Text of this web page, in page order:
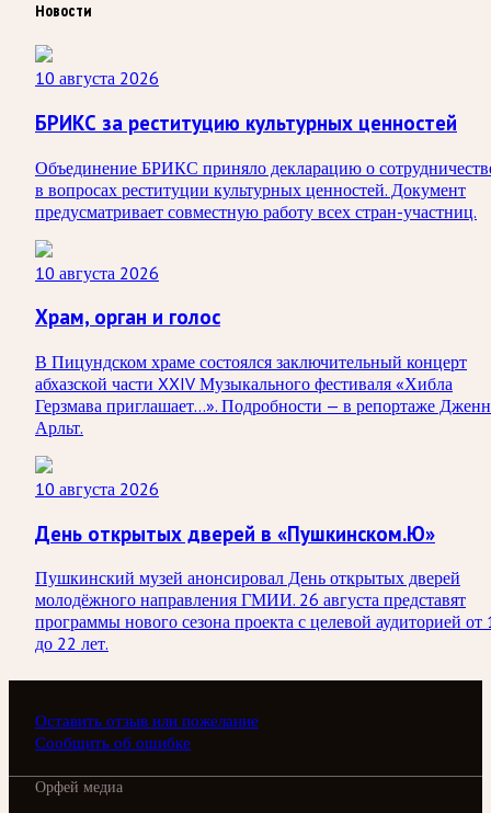
Новости
10 августа 2026
БРИКС за реституцию культурных ценностей
Объединение БРИКС приняло декларацию о
в вопросах реституции культурных ценностей. Документ
предусматривает совместную работу всех стран-участниц.
10 августа 2026
Храм, орган и голос
В Пицундском храме состоялся заключительный концерт
абхазской части XXIV Музыкального фестиваля «Хибла
Герзмава приглашает…». Подробности — в репортаже
Арльт.
10 августа 2026
День открытых дверей в «Пушкинском.Ю»
Пушкинский музей анонсировал День открытых дверей
молодёжного направления ГМИИ. 26 августа представят
программы нового сезона проекта с целевой аудиторией от
до 22 лет.
Оставить отзыв или пожелание
Сообщить об ошибке
Орфей медиа